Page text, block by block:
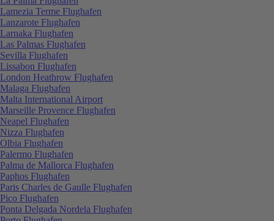
Lamezia Terme Flughafen
Lanzarote Flughafen
Larnaka Flughafen
Las Palmas Flughafen
Sevilla Flughafen
Lissabon Flughafen
London Heathrow Flughafen
Malaga Flughafen
Malta International Airport
Marseille Provence Flughafen
Neapel Flughafen
Nizza Flughafen
Olbia Flughafen
Palermo Flughafen
Palma de Mallorca Flughafen
Paphos Flughafen
Paris Charles de Gaulle Flughafen
Pico Flughafen
Ponta Delgada Nordela Flughafen